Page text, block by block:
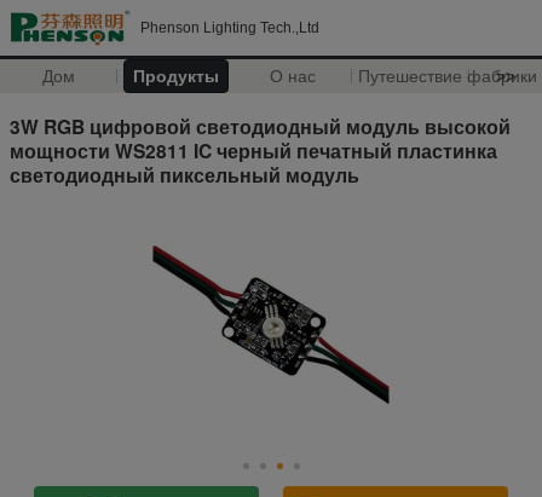
Phenson Lighting Tech.,Ltd
Дом Продукты О нас Путешествие фабрики
>>
3W RGB цифровой светодиодный модуль высокой
мощности WS2811 IC черный печатный пластинка
светодиодный пиксельный модуль